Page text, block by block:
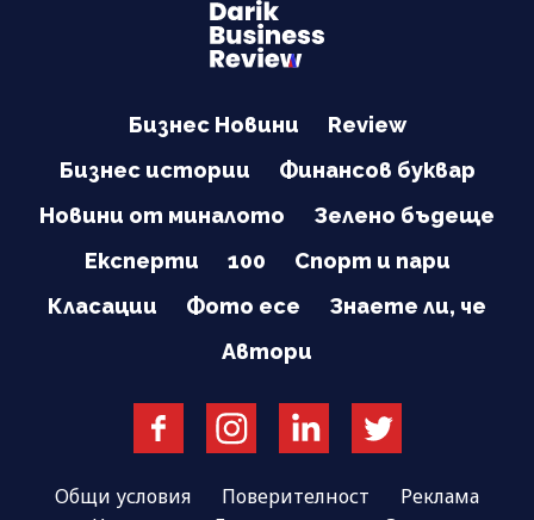
Бизнес Новини
Review
Бизнес истории
Финансов буквар
Новини от миналото
Зелено бъдеще
Експерти
100
Спорт и пари
Класации
Фото есе
Знаете ли, че
Автори
Общи условия Поверителност
Реклама